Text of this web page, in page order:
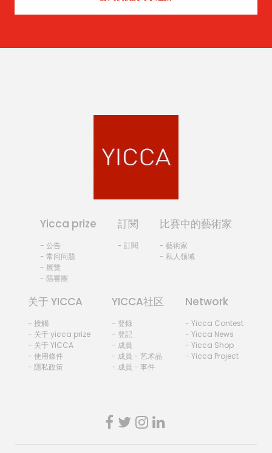
Yicca prize
- 公告
- 常问问题
- 展覽
- 陪審團
訂閱
- 訂閱
比賽中的藝術家
- 藝術家
- 私人领域
关于 YICCA
- 接觸
- 关于 yicca prize
- 关于 YICCA
- 使用條件
- 隱私政策
YICCA社区
- 登錄
- 登記
- 成員
- 成員 - 艺术品
- 成員 - 事件
Network
- Yicca Contest
- Yicca News
- Yicca Shop
- Yicca Project